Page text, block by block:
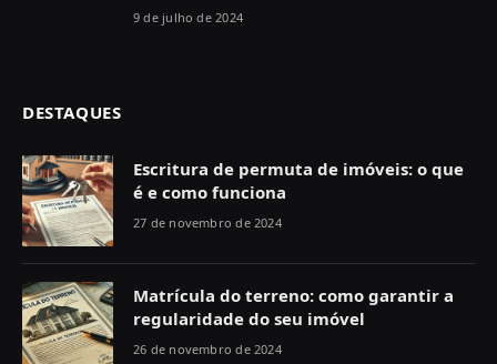
9 de julho de 2024
DESTAQUES
Escritura de permuta de imóveis: o que
é e como funciona
27 de novembro de 2024
Matrícula do terreno: como garantir a
regularidade do seu imóvel
26 de novembro de 2024